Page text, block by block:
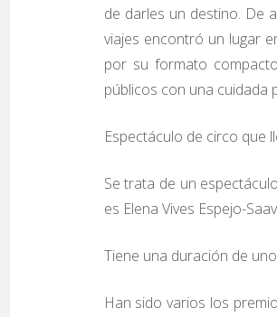
de darles un destino. De
viajes encontró un lugar
por su formato
públicos con una cuidada
Espectáculo de circo que
Se trata de un
es Elena Vives Espejo-
Tiene una duración de
Han sido varios los